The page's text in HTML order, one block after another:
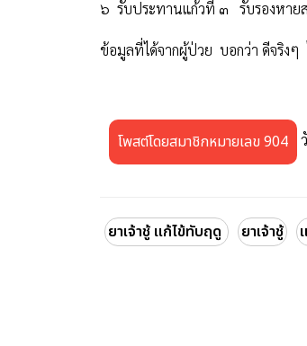
๖ รับประทานแก้วที่ ๓ รับรองหาย
ข้อมูลที่ได้จากผู้ป่วย บอกว่า ดีจริงๆ
โพสต์โดยสมาชิกหมายเลข 904
ยาเจ้าชู้ แก้ไข้ทับฤดู ยาเจ้าชู้